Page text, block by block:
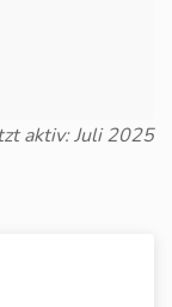
aktiv: Juli 2025